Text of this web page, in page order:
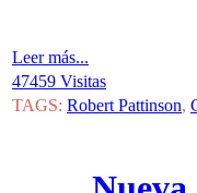
Leer más...
47459 Visitas
TAGS: Robert Pattinson,